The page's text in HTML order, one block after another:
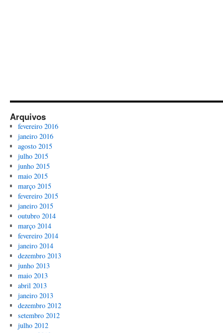
Arquivos
fevereiro 2016
janeiro 2016
agosto 2015
julho 2015
junho 2015
maio 2015
março 2015
fevereiro 2015
janeiro 2015
outubro 2014
março 2014
fevereiro 2014
janeiro 2014
dezembro 2013
junho 2013
maio 2013
abril 2013
janeiro 2013
dezembro 2012
setembro 2012
julho 2012